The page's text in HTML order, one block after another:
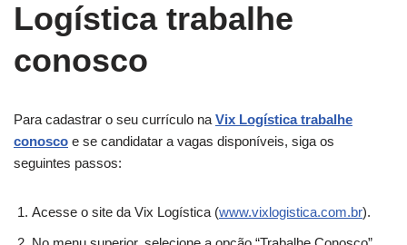
Logística trabalhe
conosco
Para cadastrar o seu currículo na Vix Logística trabalhe
conosco e se candidatar a vagas disponíveis, siga os
seguintes passos:
Acesse o site da Vix Logística (www.vixlogistica.com.br).